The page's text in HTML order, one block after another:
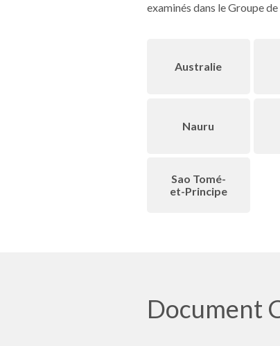
examinés dans le Groupe
Australie
Nauru
Sao Tomé-
et-Principe
Document